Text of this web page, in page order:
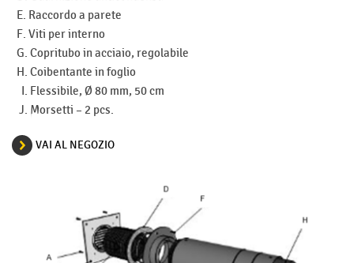
E. Raccordo a parete
F. Viti per interno
G. Copritubo in acciaio, regolabile
H. Coibentante in foglio
I. Flessibile, Ø 80 mm, 50 cm
J. Morsetti – 2 pcs.
VAI AL NEGOZIO